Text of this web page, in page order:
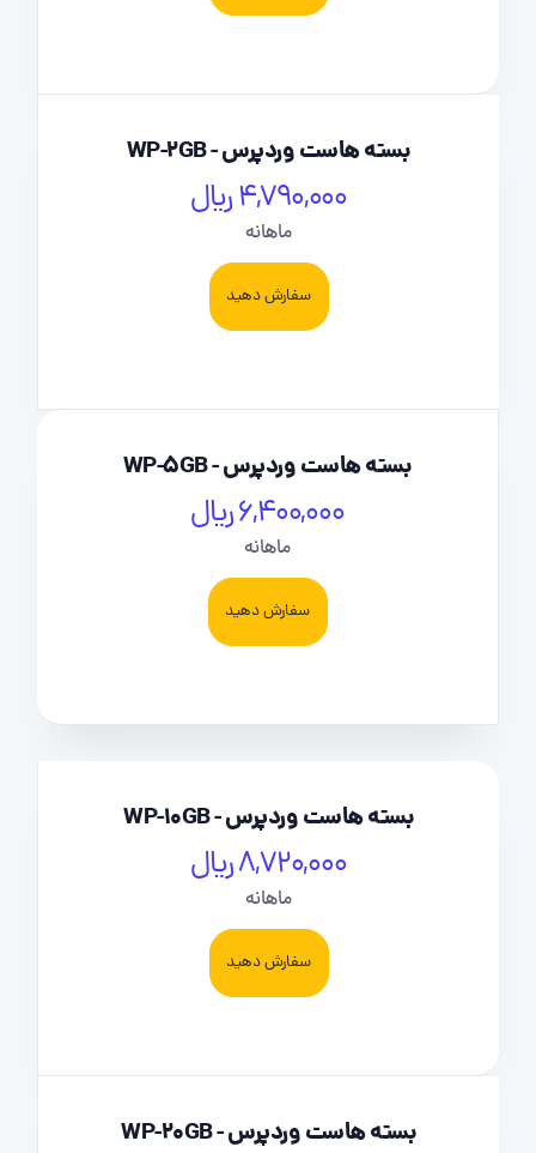
بسته هاست وردپرس - WP-2GB
4,790,000 ریال
ماهانه
سفارش دهید
بسته هاست وردپرس - WP-5GB
6,400,000 ریال
ماهانه
سفارش دهید
بسته هاست وردپرس - WP-10GB
8,720,000 ریال
ماهانه
سفارش دهید
بسته هاست وردپرس - WP-20GB